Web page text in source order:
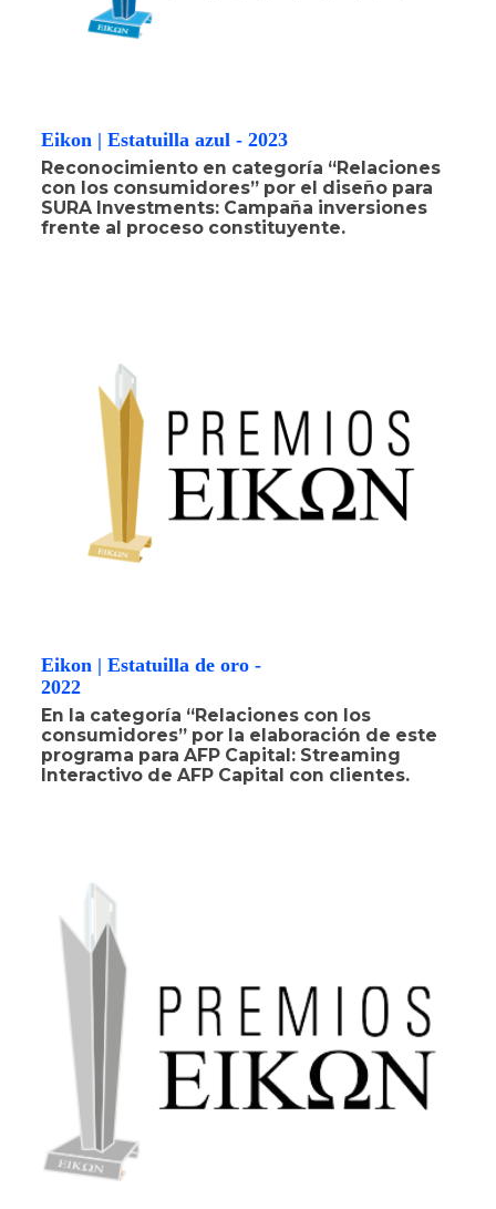
Eikon | Estatuilla azul - 2023
Reconocimiento en categoría “Relaciones
con los consumidores” por el diseño para
SURA Investments: Campaña inversiones
frente al proceso constituyente.
Eikon | Estatuilla de oro -
2022
En la categoría “Relaciones con los
consumidores” por la elaboración de este
programa para AFP Capital: Streaming
Interactivo de AFP Capital con clientes.